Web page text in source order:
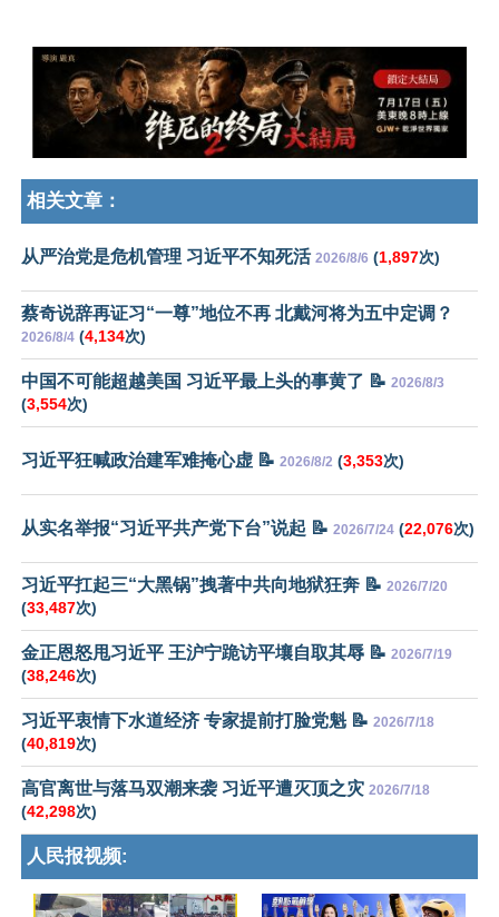
相关文章：
从严治党是危机管理 习近平不知死活 2026/8/6 (1,897次)
蔡奇说辞再证习“一尊”地位不再 北戴河将为五中定调？
2026/8/4 (4,134次)
中国不可能超越美国 习近平最上头的事黄了 📝 2026/8/3
(3,554次)
习近平狂喊政治建军难掩心虚 📝 2026/8/2 (3,353次)
从实名举报“习近平共产党下台”说起 📝 2026/7/24 (22,076次)
习近平扛起三“大黑锅”拽著中共向地狱狂奔 📝 2026/7/20
(33,487次)
金正恩怒甩习近平 王沪宁跪访平壤自取其辱 📝 2026/7/19
(38,246次)
习近平衷情下水道经济 专家提前打脸党魁 📝 2026/7/18
(40,819次)
高官离世与落马双潮来袭 习近平遭灭顶之灾 2026/7/18
(42,298次)
人民报视频: